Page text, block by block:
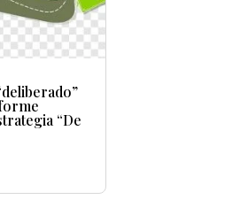
“De